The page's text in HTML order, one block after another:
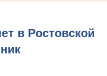
в Ростовской